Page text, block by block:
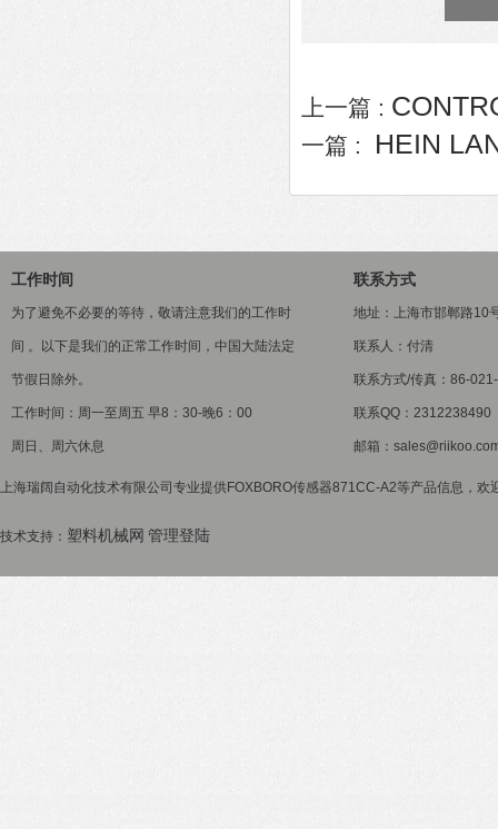
上一篇 :
一篇 : HEIN
工作时间
为了避免不必要的等待，敬请注意我们的工作时
间 。以下是我们的正常工作时间，中国大陆法定
节假日除外。
工作时间：周一至周五 早8：30-晚6：00
周日、周六休息
联系方式
地址：上海市邯郸路10
联系人：付清
联系方式/传真：86-
联系QQ：2312238490
邮箱：
上海瑞阔自动化技术有限公司专业提供FOXBORO传感器871CC-A2等产品信息，欢
技术支持： 塑料机械网 管理登陆